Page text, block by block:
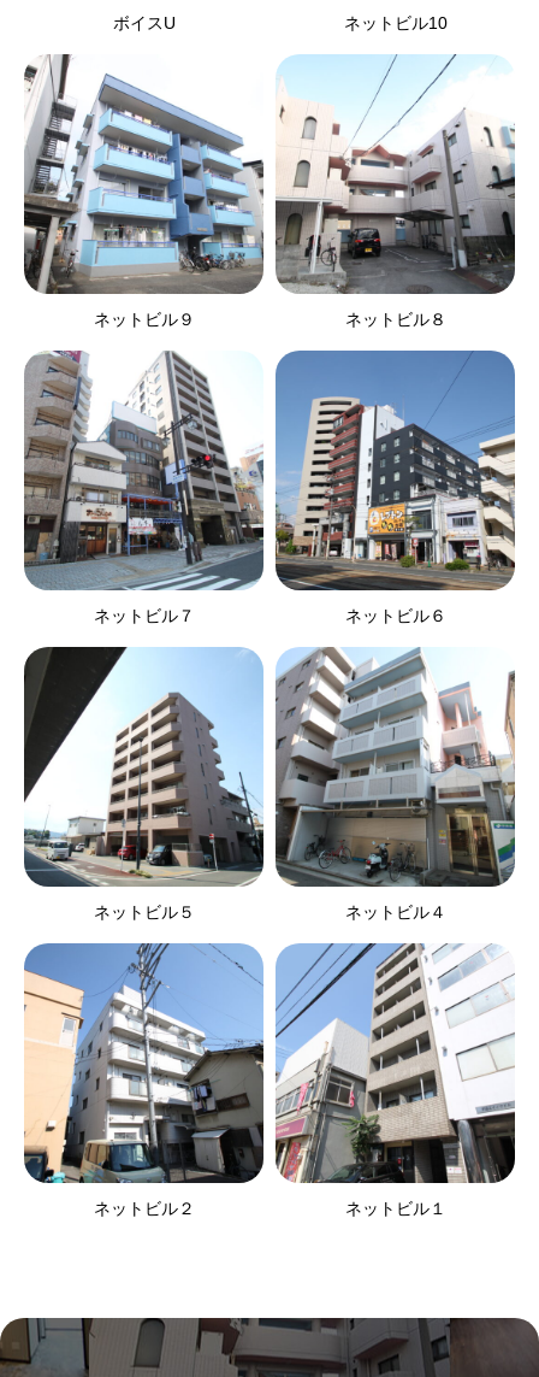
ボイスU ネットビル10
ネットビル９ ネットビル８
ネットビル７ ネットビル６
ネットビル５ ネットビル４
ネットビル２ ネットビル１